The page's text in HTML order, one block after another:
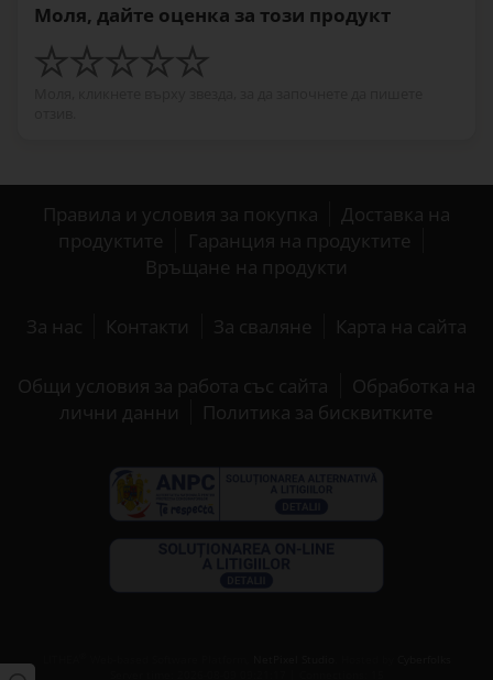
Моля, дайте оценка за този продукт
Правила и условия за покупка
Доставка на
продуктите
Гаранция на продуктите
Връщане на продукти
За нас Контакти За сваляне Карта на сайта
Общи условия за работа със сайта
Обработка на
лични данни
Политика за бисквитките